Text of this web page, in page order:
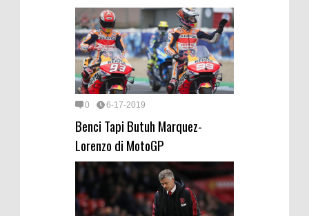
0 6-17-2019
Benci Tapi Butuh Marquez-
Lorenzo di MotoGP